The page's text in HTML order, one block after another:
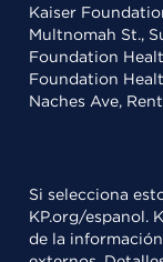
Kaiser
Multnomah St.,
Foundation
Foundation
Naches Ave,
Si selecciona
KP.org/espanol.
de la